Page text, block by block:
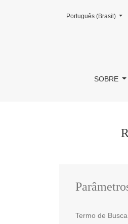
Buscar
SOBRE
Mudar o idioma. O
Português (Brasil)
Termo de Busca